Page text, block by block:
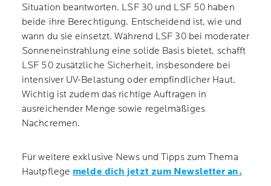
Situation beantworten. LSF 30 und LSF 50 haben
beide ihre Berechtigung. Entscheidend ist, wie und
wann du sie einsetzt. Während LSF 30 bei moderater
Sonneneinstrahlung eine solide Basis bietet, schafft
LSF 50 zusätzliche Sicherheit, insbesondere bei
intensiver UV-Belastung oder empfindlicher Haut.
Wichtig ist zudem das richtige Auftragen in
ausreichender Menge sowie regelmäßiges
Nachcremen.
Für weitere exklusive News und Tipps zum Thema
Hautpflege melde dich jetzt zum Newsletter an.